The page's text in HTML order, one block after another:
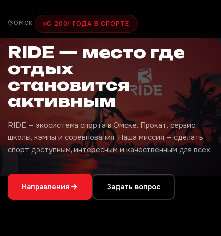
ОМСК С 2001 ГОДА В СПОРТЕ
RIDE — место где
отдых
становится
активным
RIDE — экосистема спорта в Омске. Прокат, сервис,
школы, кэмпы и соревнования. Наша миссия — сделать
спорт доступным, интересным и качественным для всех.
Направления Задать вопрос